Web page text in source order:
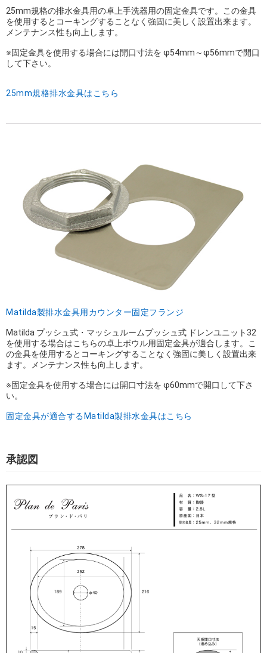
25mm規格の排水金具用の卓上手洗器用の固定金具です。この金具
を使用するとコーキングすることなく強固に美しく設置出来ます。
メンテナンス性も向上します。
※固定金具を使用する場合には開口寸法を φ54mm～φ56mmで開口
して下さい。
25mm規格排水金具はこちら
Matilda製排水金具用カウンター固定フランジ
Matilda プッシュ式・マッシュルームプッシュ式 ドレンユニット32
を使用する場合はこちらの卓上ボウル用固定金具が適合します。こ
の金具を使用するとコーキングすることなく強固に美しく設置出来
ます。メンテナンス性も向上します。
※固定金具を使用する場合には開口寸法を φ60mmで開口して下さ
い。
固定金具が適合するMatilda製排水金具はこちら
承認図